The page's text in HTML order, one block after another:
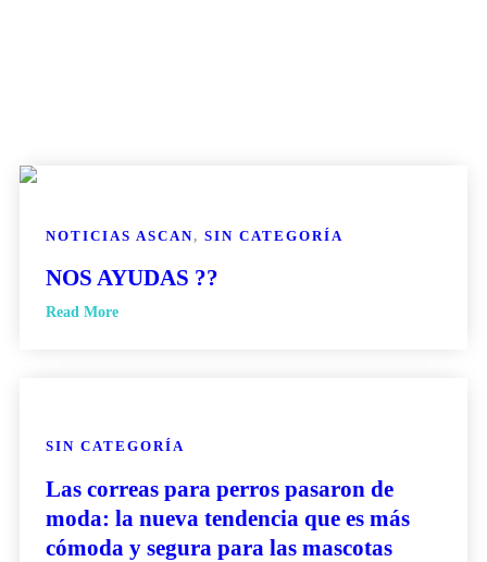
NOTICIAS ASCAN, SIN CATEGORÍA
NOS AYUDAS ??
Read More
SIN CATEGORÍA
Las correas para perros pasaron de
moda: la nueva tendencia que es más
cómoda y segura para las mascotas